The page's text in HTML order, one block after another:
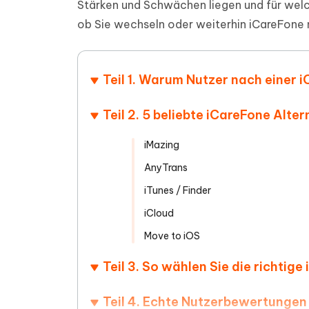
4DDiG - Windows Daten Retten
Update
wiederherstellen
4DDiG
Mobil
iAnyGo - iOS APP
iPhone Standort ohne PC ändern Android
Android Datenrettung ohne PC
PDF Dokumente mit KI zusammenfassen
Mit KI intelligenter, schneller und besser
schreiben
KI-
KI
Stärken und Schwächen liegen und für
ob Sie wechseln oder weiterhin
Teil 1. Warum Nutzer nach einer
Teil 2. 5 beliebte iCareFone
iMazing
AnyTrans
iTunes / Finder
iCloud
Move to iOS
Teil 3. So wählen Sie die
Teil 4. Echte